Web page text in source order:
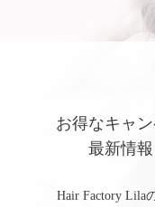
お得なキャ
最新情
Hair Factory Lila